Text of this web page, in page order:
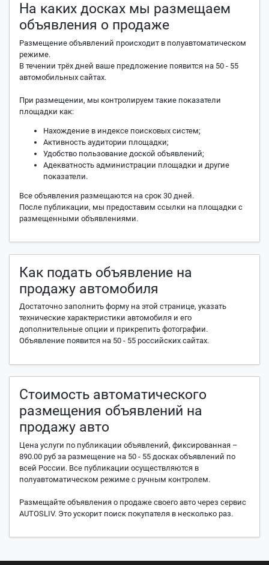
Шум-Колес ~ 1 722 000 человек
~ 1 598 300 человек
Avtopoisk
Купи.ру ~ 1 349 200 человек
STEPO ~ 811 400 человек
Autolot24 ~ 699 200 человек
На каких досках мы размещаем
объявления о продаже
Размещение объявлений происходит в полуавтоматическом
режиме.
В течении трёх дней ваше предложение появится на 50 - 55
автомобильных сайтах.
При размещении, мы контролируем такие показатели
площадки как:
Нахождение в индексе поисковых систем;
Активность аудитории площадки;
Удобство пользование доской объявлений;
Адекватность администрации площадки и другие
показатели.
Все объявления размещаются на срок 30 дней.
После публикации, мы предоставим ссылки на площадки с
размещенными объявлениями.
Как подать объявление на
продажу автомобиля
Достаточно заполнить форму на этой странице, указать
технические характеристики автомобиля и его
дополнительные опции и прикрепить фотографии.
Объявление появится на 50 - 55 российских сайтах.
Стоимость автоматического
размещения объявлений на
продажу авто
Цена услуги по публикации объявлений, фиксированная –
890.00 руб за размещение на 50 - 55 досках объявлений по
всей России. Все публикации осуществляются в
полуавтоматическом режиме с ручным контролем.
Размещайте объявления о продаже своего авто через сервис
AUTOSLIV. Это ускорит поиск покупателя в несколько раз.